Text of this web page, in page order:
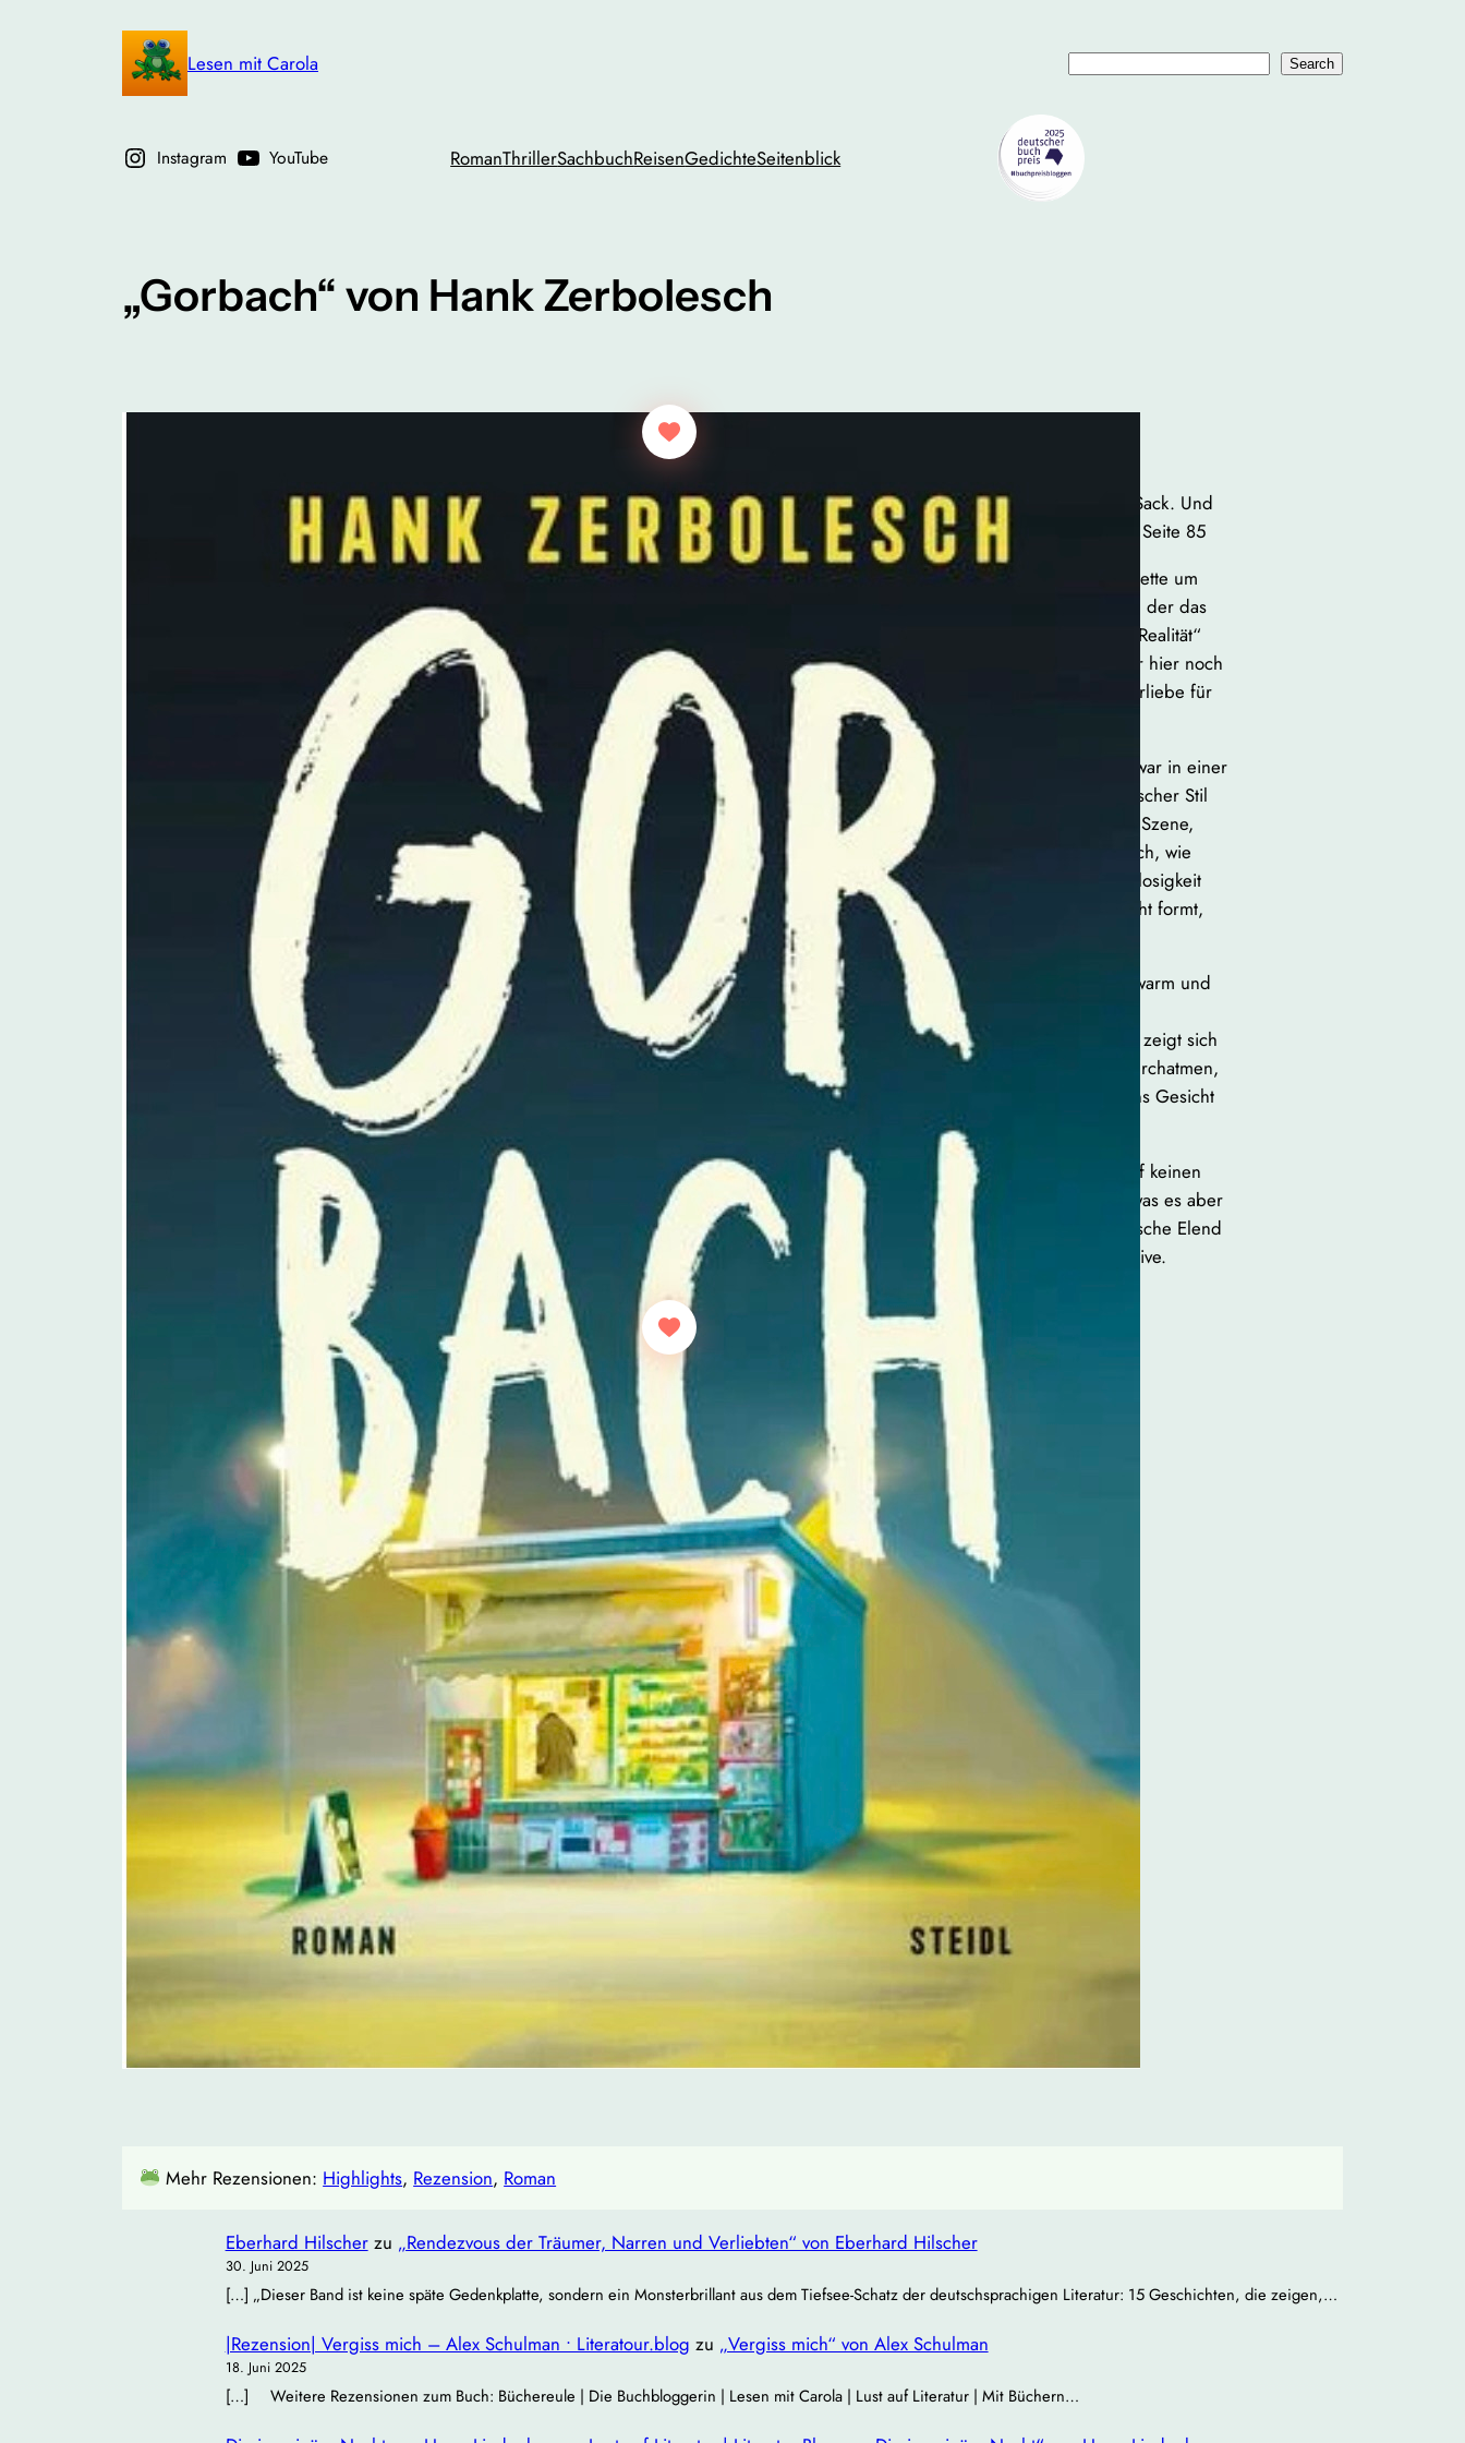
Lesen mit Carola Search
Instagram YouTube RomanThrillerSachbuchReisenGedichteSeitenblick
„Gorbach“ von Hank Zerbolesch
„Aber manchmal … Manchmal geht’s einem so richtig auf den Sack. Und
jetzt gerade, ist manchmal, jetzt gerade ist definitiv manchmal.“ Seite 85
Ach, „Gorbach“. Ein Roman, so einladend wie eine Bahnhofstoilette um
drei Uhr morgens. Hank Zerbolesch nimmt uns mit in einen Ort, der das
Lebensgefühl von „Hier war mal Hoffnung, aber dann kam die Realität“
atmet. Es stinkt nach Pisse, Armut und zerplatzten Träumen. Wer hier noch
lebt, hat entweder keinen Ausweg oder eine beängstigende Vorliebe für
menschliches Elend.
Zerbolesch schreibt über Gewalt, Trostlosigkeit und Suff, und zwar in einer
Sprache, die so nackt ist, dass sie fast schon friert. Sein episodischer Stil
erinnert an einen Wodka-Rausch – man schwankt von Szene zu Szene,
verliert kurz den Faden, rappelt sich wieder auf und wundert sich, wie
man hier gelandet ist. Dass die Charaktere zwischen Hoffnungslosigkeit
und Aggression oszillieren, überrascht wenig: Wer den Ort nicht formt,
wird von ihm geformt. Und Gorbach formt gnadenlos.
Aber dann – ein Hoffnungsschimmer! Eine Lamettaweihnacht, warm und
heimelig wie eine abgelaufene Wärmflasche. Ein Moment des
Wohlgefühls, bevor die Realität wieder mit der Axt kommt. Hier zeigt sich
die wahre Meisterschaft Zerboleschs: Er lässt den Leser kurz durchatmen,
nur um ihm dann mit aller Wucht die bittere Kälte seiner Welt ins Gesicht
Ist „Gorbach“ ein gutes Buch? Sicherlich. Ein angenehmes? Auf keinen
Fall. Es ist brutal, düster und verlangt dem Leser einiges ab – was es aber
umso lesenswerter macht. Wer sich nach einer Reise ins literarische Elend
sehnt, bitte einsteigen. Ticket in die Hoffnungslosigkeit ist inklusive.
Mehr Rezensionen: Highlights, Rezension, Roman
Eberhard Hilscherzu „Rendezvous der Träumer, Narren und Verliebten“ von Eberhard Hilscher
30. Juni 2025
[…] „Dieser Band ist keine späte Gedenkplatte, sondern ein Monsterbrillant aus dem Tiefsee‐Schatz der deutschsprachigen Literatur: 15 Geschichten, die zeigen,…
|Rezension| Vergiss mich – Alex Schulman • Literatour.blog zu „Vergiss mich“ von Alex Schulman
18. Juni 2025
[…] Weitere Rezensionen zum Buch: Büchereule | Die Buchbloggerin | Lesen mit Carola | Lust auf Literatur | Mit Büchern…